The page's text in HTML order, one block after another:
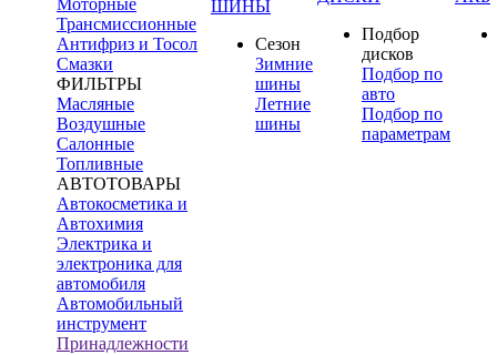
Трансмиссионные
Антифриз и Тосол
Смазки
ФИЛЬТРЫ
Масляные
Воздушные
Салонные
Топливные
АВТОТОВАРЫ
Автокосметика и
Автохимия
Электрика и
электроника для
автомобиля
Автомобильный
инструмент
Принадлежности
ШИНЫ
Сезон
Зимние
шины
Летние
шины
Подбор
дисков
Подбор по
авто
Подбор по
параметрам